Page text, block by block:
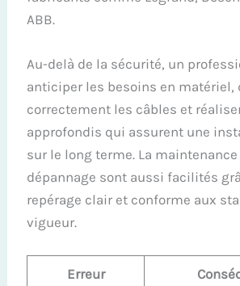
ABB.
Au-delà de la sécurité, un
anticiper les besoins en matériel,
correctement les câbles et
approfondis qui assurent une
sur le long terme. La maintenance
dépannage sont aussi facilités
repérage clair et conforme aux
vigueur.
Erreur